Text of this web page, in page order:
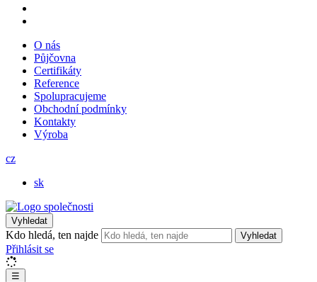
O nás
Půjčovna
Certifikáty
Reference
Spolupracujeme
Obchodní podmínky
Kontakty
Výroba
cz
sk
Vyhledat
Kdo hledá, ten najde Vyhledat
Přihlásit se
☰